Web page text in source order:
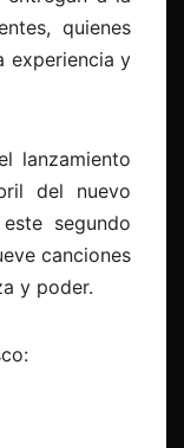
quienes
experiencia y
lanzamiento
del nuevo
segundo
canciones
y poder.